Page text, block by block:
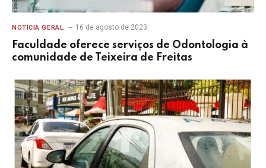
NOTÍCIA GERAL 16 de agosto de 2023
Faculdade oferece serviços de Odontologia à
comunidade de Teixeira de Freitas